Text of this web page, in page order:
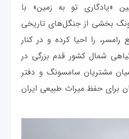
«یادگاری تو به زمین» با
بخشی از جنگل‌های تاریخی
رامسر، را احیا کرده و در کنار
شمال کشور قدم بزرگی در
مشتریان سامسونگ و دفتر
برای حفظ میراث طبیعی ایران